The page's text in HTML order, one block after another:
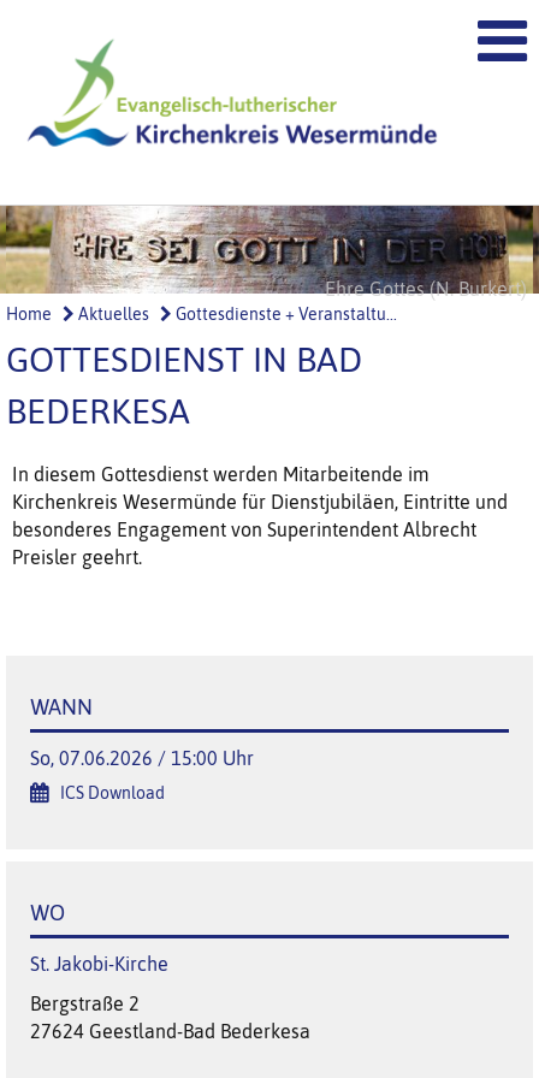
Höret Gottes Wort (N. Burkert)
Ehre Gottes (N. Burkert)
Home Aktuelles Gottesdienste + Veranstaltu...
GOTTESDIENST IN BAD
BEDERKESA
In diesem Gottesdienst werden Mitarbeitende im
Kirchenkreis Wesermünde für Dienstjubiläen, Eintritte und
besonderes Engagement von Superintendent Albrecht
Preisler geehrt.
WANN
So, 07.06.2026 / 15:00 Uhr
ICS Download
WO
St. Jakobi-Kirche
Bergstraße 2
27624 Geestland-Bad Bederkesa